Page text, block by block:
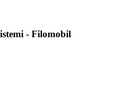
- Filomobil